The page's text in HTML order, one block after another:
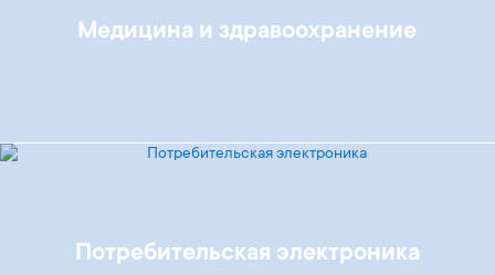
Медицина и здравоохранение
Потребительская электроника